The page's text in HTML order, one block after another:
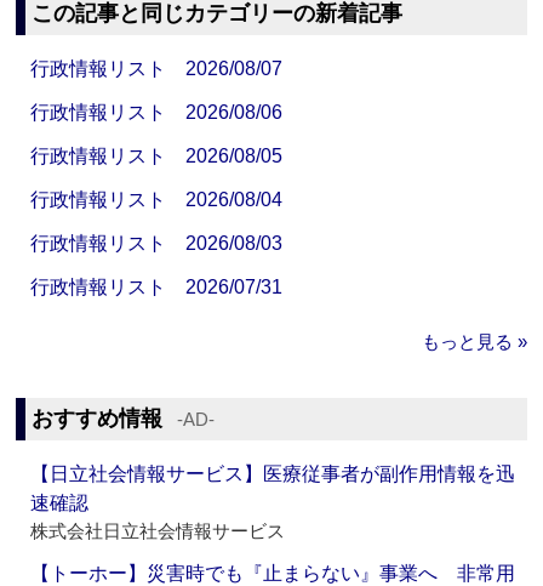
この記事と同じカテゴリーの新着記事
行政情報リスト 2026/08/07
行政情報リスト 2026/08/06
行政情報リスト 2026/08/05
行政情報リスト 2026/08/04
行政情報リスト 2026/08/03
行政情報リスト 2026/07/31
もっと見る »
おすすめ情報 ‐AD‐
【日立社会情報サービス】医療従事者が副作用情報を迅
速確認
株式会社日立社会情報サービス
【トーホー】災害時でも『止まらない』事業へ 非常用